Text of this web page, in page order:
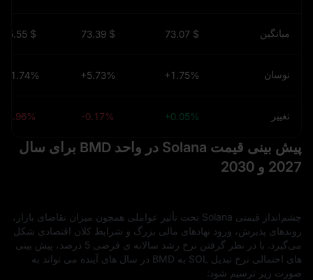
میانگین $ 73.07
$ 73.39
$ 75.55
نوسان +1.75%
+5.73%
تغییر +0.05%
-0.17%
-4.96%
پیش‌ بینی قیمت Solana در واحد BMD برای سال
2027 و 2030
چشم‌انداز قیمتی Solana تحت‌ تأثیر عواملی همچون میزان تقاضای بازار،
روندهای پذیرش، ورود نهادهای مالی بزرگ و شرایط کلان اقتصادی شکل
می‌گیرد. با در نظر گرفتن نرخ رشد سالانه‌ ی فرضی 5 درصد، پیش‌ بینی‌
های احتمالی نرخ تبدیل SOL به BMD در سال‌ های آینده می‌ تواند به
صورت زیر ترسیم شود: